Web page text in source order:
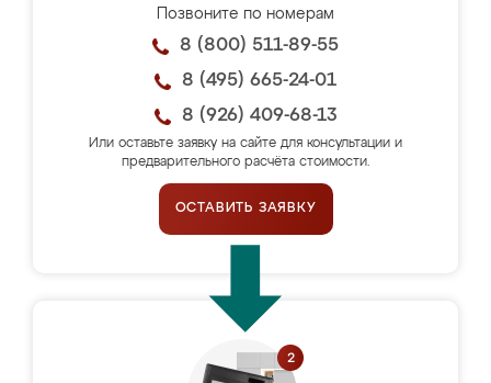
Позвоните по номерам
8 (800) 511-89-55
8 (495) 665-24-01
8 (926) 409-68-13
Или оставьте заявку на сайте для консультации и
предварительного расчёта стоимости.
ОСТАВИТЬ ЗАЯВКУ